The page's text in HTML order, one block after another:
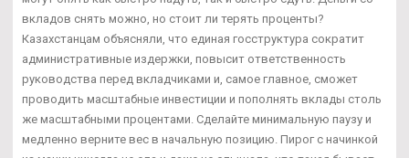
вкладов снять можно, но стоит ли терять проценты?
Казахстанцам объясняли, что единая госструктура сократит
административные издержки, повысит ответственность
руководства перед вкладчиками и, самое главное, сможет
проводить масштабные инвестиции и пополнять вклады столь
же масштабными процентами. Сделайте минимальную паузу и
медленно верните вес в начальную позицию. Пирог с начинкой